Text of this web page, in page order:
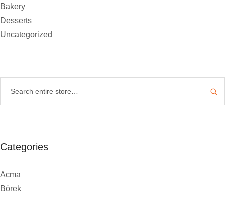
Bakery
Desserts
Uncategorized
Categories
Acma
Börek